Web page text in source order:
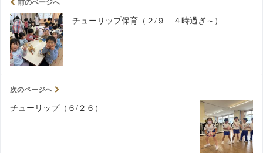
前のページへ
チューリップ保育（２/９ ４時過ぎ～）
次のページへ
チューリップ（６/２６）